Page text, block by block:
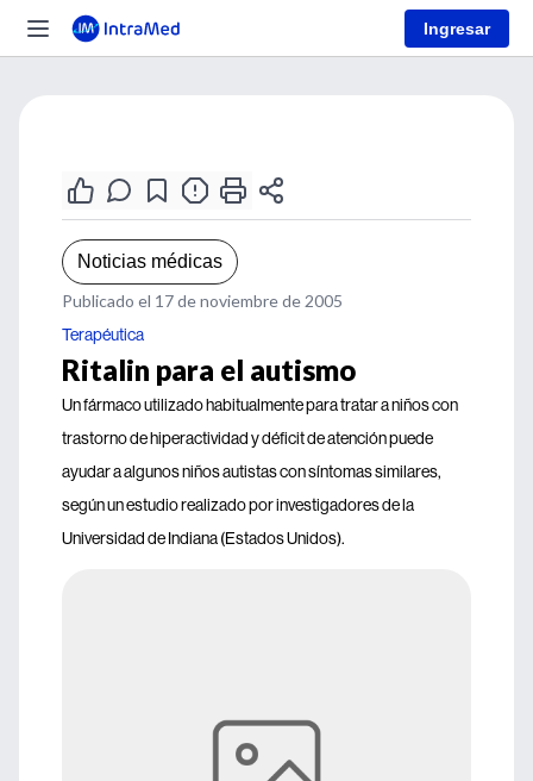
Ingresar
Noticias médicas
Publicado el 17 de noviembre de 2005
Terapéutica
Ritalin para el autismo
Un fármaco utilizado habitualmente para tratar a niños con
trastorno de hiperactividad y déficit de atención puede
ayudar a algunos niños autistas con síntomas similares,
según un estudio realizado por investigadores de la
Universidad de Indiana (Estados Unidos).